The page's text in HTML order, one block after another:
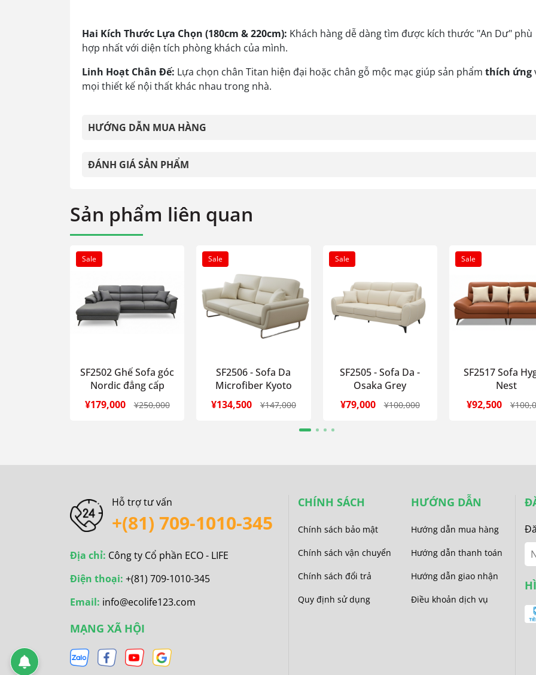
Hai Kích Thước Lựa Chọn (180cm & 220cm): Khách hàng dễ dàng tìm được kích thước "An Dư" phù
hợp nhất với diện tích phòng khách của mình.
Linh Hoạt Chân Đế: Lựa chọn chân Titan hiện đại hoặc chân gỗ mộc mạc giúp sản phẩm thích ứng
mọi thiết kế nội thất khác nhau trong nhà.
HƯỚNG DẪN MUA HÀNG
ĐÁNH GIÁ SẢN PHẨM
Sản phẩm liên quan
Sale
SF2502 Ghế Sofa góc
Nordic đẳng cấp
¥179,000
¥250,000
Sale
SF2506 - Sofa Da
Microfiber Kyoto
¥134,500
¥147,000
Sale
SF2505 - Sofa Da -
Osaka Grey
¥79,000
¥100,000
Sale
SF2517 Sofa
Nest
¥92,500
Hỗ trợ tư vấn
+(81) 709-1010-345
Địa chỉ: Công ty Cổ phần ECO - LIFE
Điện thoại: +(81) 709-1010-345
Email: info@ecolife123.com
MẠNG XÃ HỘI
CHÍNH SÁCH
Chính sách bảo mật
Chính sách vận chuyển
Chính sách đổi trả
Quy định sử dụng
HƯỚNG DẪN
Hướng dẫn mua hàng
Hướng dẫn thanh toán
Hướng dẫn giao nhận
Điều khoản dịch vụ